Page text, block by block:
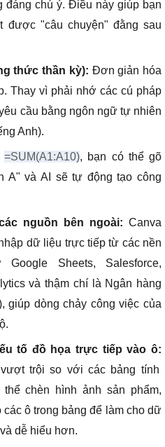
đáng chú ý. Điều này giúp bạn
được "câu chuyện" đằng sau
thức thần kỳ): Đơn giản hóa
Thay vì phải nhớ các cú pháp
cầu bằng ngôn ngữ tự nhiên
Anh).
=SUM(A1:A10), bạn có thể gõ
A" và AI sẽ tự động tạo công
nguồn bên ngoài: Canva
dữ liệu trực tiếp từ các nền
Sheets, Salesforce,
và thậm chí là Ngân hàng
giúp dòng chảy công việc của
tố đồ họa trực tiếp vào ô:
trội so với các bảng tính
chèn hình ảnh sản phẩm,
các ô trong bảng để làm cho dữ
dễ hiểu hơn.